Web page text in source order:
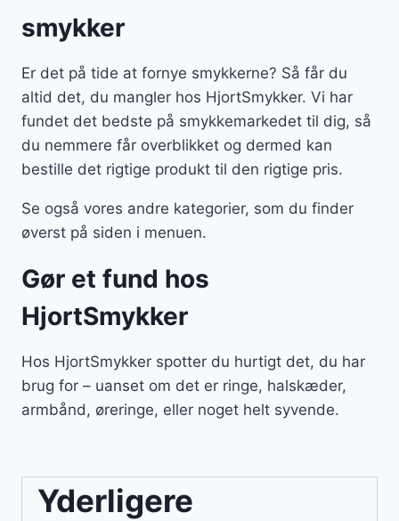
smykker
Er det på tide at fornye smykkerne? Så får du
altid det, du mangler hos HjortSmykker. Vi har
fundet det bedste på smykkemarkedet til dig, så
du nemmere får overblikket og dermed kan
bestille det rigtige produkt til den rigtige pris.
Se også vores andre kategorier, som du finder
øverst på siden i menuen.
Gør et fund hos
HjortSmykker
Hos HjortSmykker spotter du hurtigt det, du har
brug for – uanset om det er ringe, halskæder,
armbånd, øreringe, eller noget helt syvende.
Yderligere